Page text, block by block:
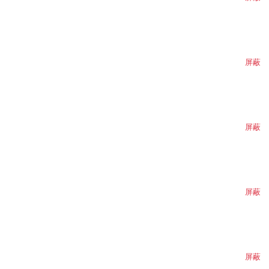
屏蔽
屏蔽
屏蔽
屏蔽